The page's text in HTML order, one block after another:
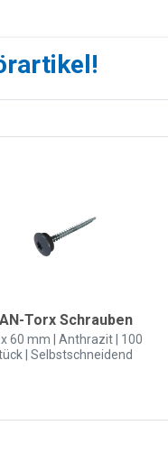
Torx Schrauben
60 mm | Anthrazit | 100
| Selbstschneidend